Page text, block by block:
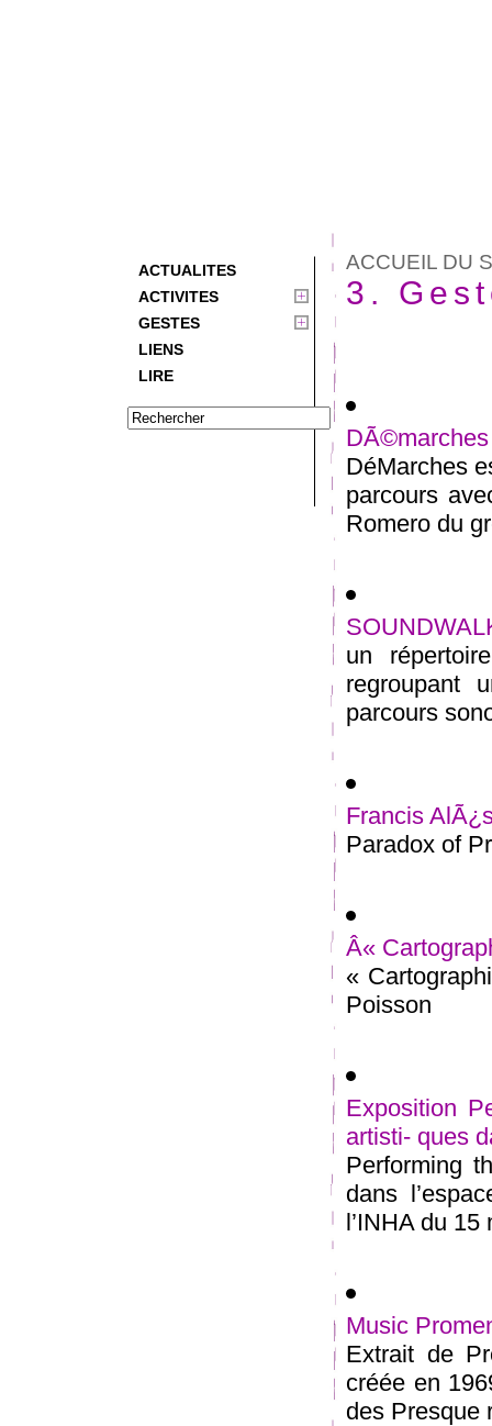
ACTUALITES
ACTIVITES
GESTES
LIENS
LIRE
ACCUEIL DU
3.
DÃ©marches
DéMarches
parcours
Romero du
un
regroupant
parcours
Francis
Paradox of
Â«
«
Poisson
Exposition
artisti- ques
Performing
dans
l’INHA du 15
Music
Extrait de
créée en
des Presque